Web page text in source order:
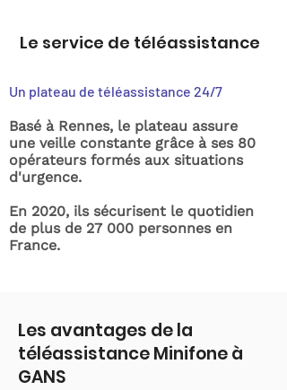
Le service de téléassistance
Un plateau de téléassistance 24/7
Basé à Rennes, le plateau assure
une veille constante grâce à ses 80
opérateurs formés aux situations
d'urgence.
En 2020, ils sécurisent le quotidien
de plus de 27 000 personnes en
France.
Les avantages de la
téléassistance Minifone à
GANS